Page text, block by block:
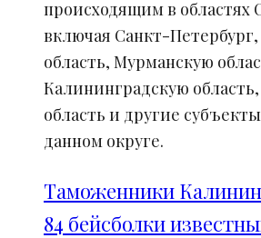
происходящим в областях
включая Санкт-
область, Мурманскую
Калининградскую
область и другие
данном округе.
Таможенники
84 бейсболки